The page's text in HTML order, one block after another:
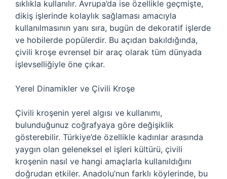
sıklıkla kullanılır. Avrupa’da ise özellikle geçmişte,
dikiş işlerinde kolaylık sağlaması amacıyla
kullanılmasının yanı sıra, bugün de dekoratif işlerde
ve hobilerde popülerdir. Bu açıdan bakıldığında,
çivili kroşe evrensel bir araç olarak tüm dünyada
işlevselliğiyle öne çıkar.
Yerel Dinamikler ve Çivili Kroşe
Çivili kroşenin yerel algısı ve kullanımı,
bulunduğunuz coğrafyaya göre değişiklik
gösterebilir. Türkiye’de özellikle kadınlar arasında
yaygın olan geleneksel el işleri kültürü, çivili
kroşenin nasıl ve hangi amaçlarla kullanıldığını
doğrudan etkiler. Anadolu’nun farklı köylerinde, bu